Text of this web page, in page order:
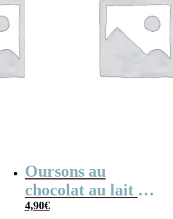
Oursons au
chocolat au lait x3
“Je suis un frère
4,90€